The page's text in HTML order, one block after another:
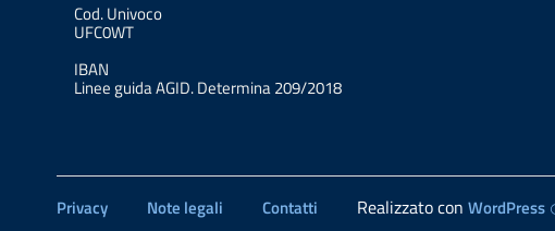
Cod. Univoco
UFC0WT
IBAN
Linee guida AGID. Determina 209/2018
Privacy Note legali Contatti Realizzato con WordPress